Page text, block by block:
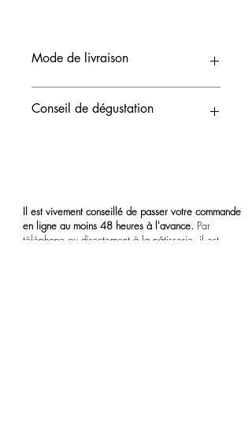
Mode de livraison
Conseil de dégustation
Il est vivement conseillé de passer votre commande
en ligne au moins 48 heures à l'avance. Par
téléphone ou directement à la pâtisserie, il est